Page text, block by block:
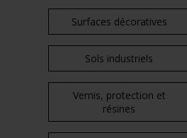
Surfaces décoratives
Sols industriels
Vernis, protection et
résines